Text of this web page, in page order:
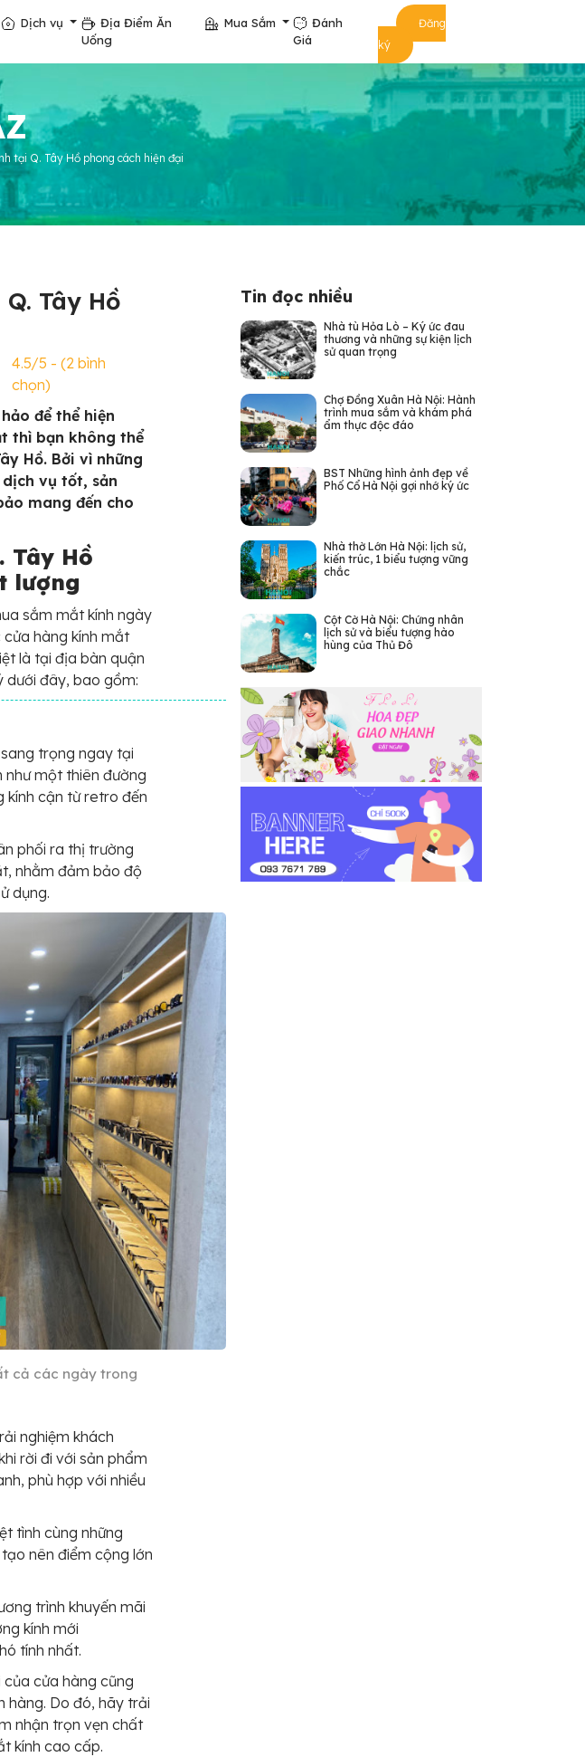
Dịch vụ
Địa Điểm Ăn
Uống
Mua Sắm
Đánh
Giá
Đăng
ký
tại Q. Tây Hồ phong cách hiện đại
Tây Hồ
4.5/5 - (2 bình
chọn)
để thể hiện
thì bạn không thể
Hồ. Bởi vì những
vụ tốt, sản
mang đến cho
Tây Hồ
lượng
sắm mắt kính ngày
hàng kính mắt
là tại địa bàn quận
dưới đây, bao gồm:
trọng ngay tại
như một thiên đường
kính cận từ retro đến
phối ra thị trường
nhằm đảm bảo độ
dụng.
cả các ngày trong
nghiệm khách
rời đi với sản phẩm
phù hợp với nhiều
tình cùng những
nên điểm cộng lớn
trình khuyến mãi
kính mới
tính nhất.
cửa hàng cũng
hàng. Do đó, hãy trải
nhận trọn vẹn chất
kính cao cấp.
Tin đọc nhiều
Nhà tù Hỏa Lò – Ký ức đau
thương và những sự kiện lịch
sử quan trọng
Chợ Đồng Xuân Hà Nội: Hành
trình mua sắm và khám phá
ẩm thực độc đáo
BST Những hình ảnh đẹp về
Phố Cổ Hà Nội gợi nhớ ký ức
Nhà thờ Lớn Hà Nội: lịch sử,
kiến trúc, 1 biểu tượng vững
chắc
Cột Cờ Hà Nội: Chứng nhân
lịch sử và biểu tượng hào
hùng của Thủ Đô